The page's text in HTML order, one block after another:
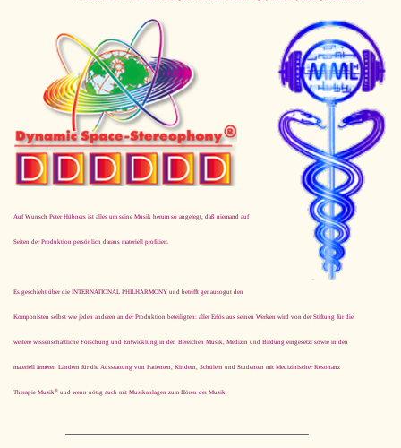
Auf Wunsch Peter Hübners ist alles um seine Musik herum so angelegt, daß niemand auf
Seiten der Produktion persönlich daraus materiell profitiert.
Es geschieht über die INTERNATIONAL PHILHARMONY und betrifft ge­nau­so­gut den
Komponisten selbst wie jeden anderen an der Produktion beteiligten: aller Erlös aus seinen Werken wird von der Stiftung für die
weitere wissenschaftliche Forschung und Entwicklung in den Bereichen Musik, Medizin und Bildung eingesetzt sowie in den
materiell ärmeren Ländern für die Ausstattung von Patienten, Kindern, Schülern und Studenten mit Medizinischer Resonanz
Therapie Musik® und wenn nötig auch mit Musikanlagen zum Hören der Musik.